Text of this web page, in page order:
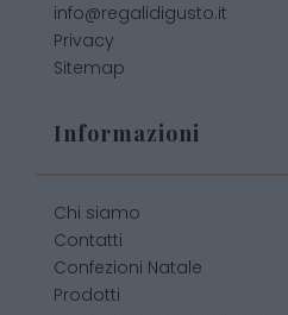
info@regalidigusto.it
Privacy
Sitemap
Informazioni
Chi siamo
Contatti
Confezioni Natale
Prodotti